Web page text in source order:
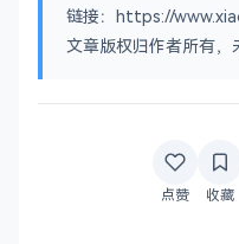
链接：https://
文章版权归作者所有，
点赞 收藏